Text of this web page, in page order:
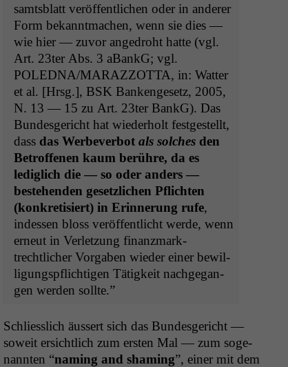
samts­blatt veröf­fentlichen oder in ander­er
Form bekan­nt­machen, wenn sie dies —
wie hier — zuvor ange­dro­ht hat­te (vgl.
Art. 23ter Abs. 3 aBankG; vgl.
POLEDNA/MARAZZOTTA, in: Wat­ter
et al. [Hrsg.], BSK Bankenge­setz, 2005,
N. 13 — 15 zu Art. 23ter BankG). Das
Bun­des­gericht hat wieder­holt fest­gestellt,
dass das Wer­be­ver­bot als solch­esden
Betrof­fe­nen kaum berühre, da es
lediglich die — so oder anders —
beste­hen­den geset­zlichen Pflicht­en
(konkretisiert) in Erin­nerung rufe,
indessen bloss veröf­fentlicht werde, wenn
erneut in Ver­let­zung finanz­mark­
trechtlich­er Vor­gaben wieder ein­er bewil­
li­gungspflichti­gen Tätigkeit nachge­gan­
gen wer­den sollte.”
Schliesslich äussert sich das Bun­des­gericht —
soweit ersichtlich zum ersten Mal — zum soge­
nan­nten “nam­ing and sham­ing”, ein­er mit dem